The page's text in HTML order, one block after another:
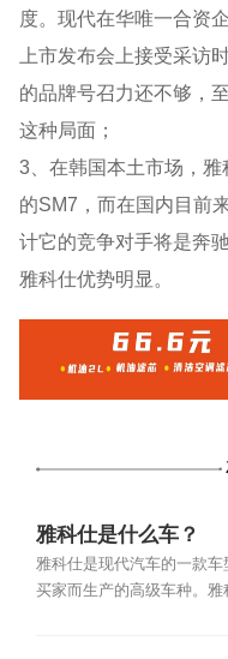
度。现代在华唯一合资
上市发布会上接受采访
的品牌号召力还不够，
这种局面；
3、在韩国本土市场，
的SM7，而在国内目前
计它的竞争对手将是奔
雅科仕优势明显。
雅科仕是什么车？
雅科仕是现代汽车的一款
买家而生产的高级车种。雅